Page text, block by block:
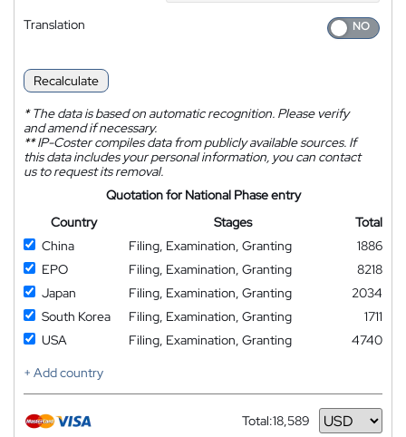
Translation
Recalculate
*The data is based on automatic recognition. Please verify
and amend if necessary.
**IP-Coster compiles data from publicly available sources. If
this data includes your personal information, you can contact
us to request its removal.
Quotation for National Phase entry
Country
Stages
Total
China
Filing, Examination, Granting
1886
EPO
Filing, Examination, Granting
8218
Japan
Filing, Examination, Granting
2034
South Korea
Filing, Examination, Granting
1711
USA
Filing, Examination, Granting
4740
+ Add country
Total:18,589
Currency